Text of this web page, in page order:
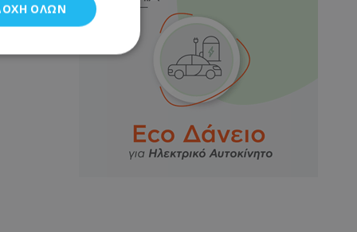
ΌΛΩΝ
και τη
cookies.
το
σύμφωνα με τον